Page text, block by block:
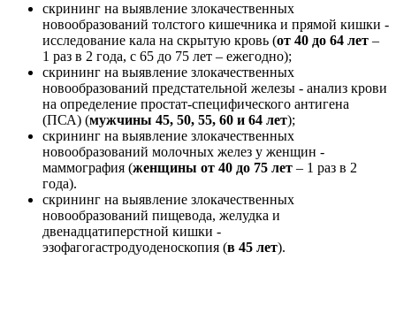
скрининг на выявление злокачественных
новообразований толстого кишечника и прямой кишки -
исследование кала на скрытую кровь (от 40 до 64 лет –
1 раз в 2 года, с 65 до 75 лет – ежегодно);
скрининг на выявление злокачественных
новообразований предстательной железы - анализ крови
на определение простат-специфического антигена
(ПСА) (мужчины 45, 50, 55, 60 и 64 лет);
скрининг на выявление злокачественных
новообразований молочных желез у женщин -
маммография (женщины от 40 до 75 лет – 1 раз в 2
года).
скрининг на выявление злокачественных
новообразований пищевода, желудка и
двенадцатиперстной кишки -
эзофагогастродуоденоскопия (в 45 лет).